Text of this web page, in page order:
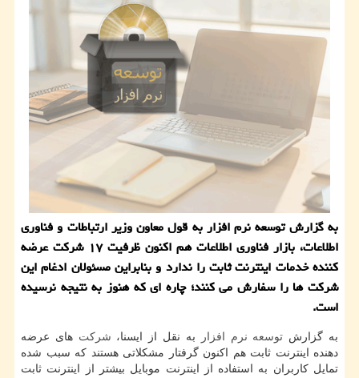
به گزارش توسعه نرم افزار به قول معاون وزیر ارتباطات و فناوری
اطلاعات، بازار فناوری اطلاعات هم اكنون ظرفیت ۱۷ شركت عرضه
كننده خدمات اینترنت ثابت را ندارد و بنابراین مسئولان ادغام این
شركت ها را سفارش می كنند؛ چاره ای كه هنوز به نتیجه نرسیده
است.
به گزارش توسعه نرم افزار به نقل از ایسنا، شركت های عرضه
دهنده اینترنت ثابت هم اكنون گرفتار مشكلاتی هستند كه سبب شده
تمایل كاربران به استفاده از اینترنت موبایل بیشتر از اینترنت ثابت